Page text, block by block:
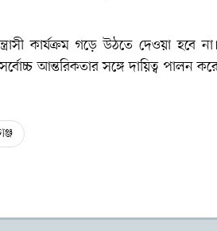
কার্যক্রম গড়ে উঠতে দেওয়া হবে না।
আন্তরিকতার সঙ্গে দায়িত্ব পালন